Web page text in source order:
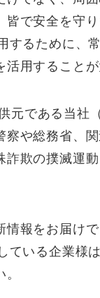
皆で安全を守
するために、
用することが
元である当社
察や総務省、
詐欺の撲滅運
報をお届けで
ている企業様